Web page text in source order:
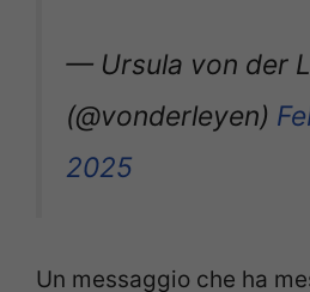
— Ursula von der
(@vonderleyen)
2025
Un messaggio che ha